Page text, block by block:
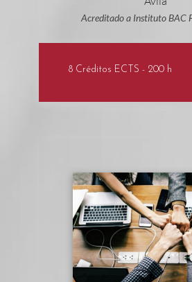
Acreditado a Instituto BAC
8 Créditos ECTS - 200 h